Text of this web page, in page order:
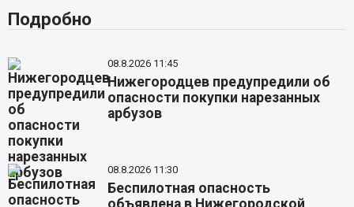
Подробно
08.8.2026 11:45
Нижегородцев предупредили об
опасности покупки нарезанных
арбузов
08.8.2026 11:30
Беспилотная опасность
объявлена в Нижегородской